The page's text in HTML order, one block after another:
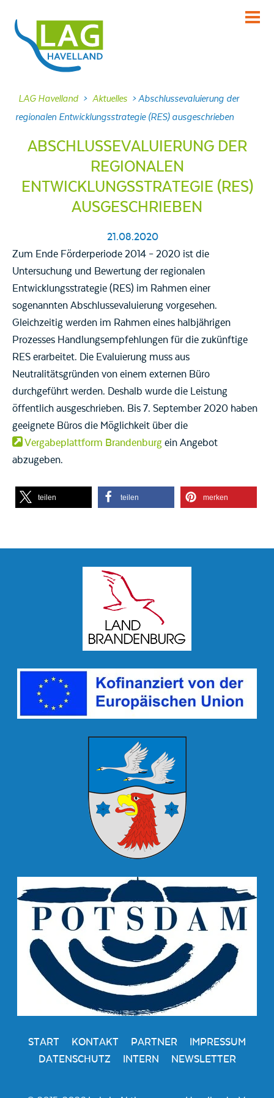
KENNENLERNEN
INFORMIEREN
Aktuelles
Projekte
DABEI SEIN
Veranstaltungen
NACHLESEN
FRAGEN
Kontakt
LAG Havelland > Aktuelles >Abschlussevaluierung der
regionalen Entwicklungsstrategie (RES) ausgeschrieben
ABSCHLUSSEVALUIERUNG DER
REGIONALEN
ENTWICKLUNGSSTRATEGIE (RES)
AUSGESCHRIEBEN
21.08.2020
Zum Ende Förderperiode 2014 – 2020 ist die
Untersuchung und Bewertung der regionalen
Entwicklungsstrategie (RES) im Rahmen einer
sogenannten Abschlussevaluierung vorgesehen.
Gleichzeitig werden im Rahmen eines halbjährigen
Prozesses Handlungsempfehlungen für die zukünftige
RES erarbeitet. Die Evaluierung muss aus
Neutralitätsgründen von einem externen Büro
durchgeführt werden. Deshalb wurde die Leistung
öffentlich ausgeschrieben. Bis 7. September 2020 haben
geeignete Büros die Möglichkeit über die
Vergabeplattform Brandenburg ein Angebot
abzugeben.
teilen teilen merken
START KONTAKT PARTNER
IMPRESSUM
DATENSCHUTZ
INTERN NEWSLETTER